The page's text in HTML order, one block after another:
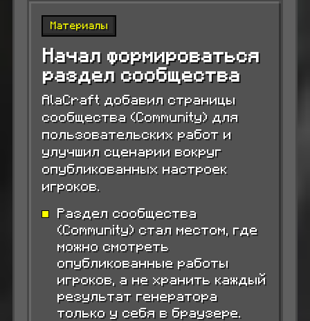
Материалы
Начал формироваться
раздел сообщества
AlaCraft добавил страницы
сообщества (Community) для
пользовательских работ и
улучшил сценарии вокруг
опубликованных настроек
игроков.
Раздел сообщества
(Community) стал местом, где
можно смотреть
опубликованные работы
игроков, а не хранить каждый
результат генератора
только у себя в браузере.